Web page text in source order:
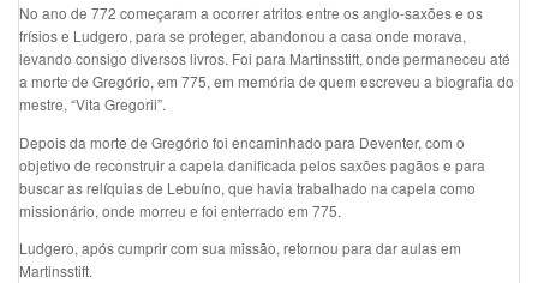
No ano de 772 começaram a ocorrer atritos entre os anglo-saxões e os
frísios e Ludgero, para se proteger, abandonou a casa onde morava,
levando consigo diversos livros. Foi para Martinsstift, onde permaneceu até
a morte de Gregório, em 775, em memória de quem escreveu a biografia do
mestre, “Vita Gregorii”.
Depois da morte de Gregório foi encaminhado para Deventer, com o
objetivo de reconstruir a capela danificada pelos saxões pagãos e para
buscar as relíquias de Lebuíno, que havia trabalhado na capela como
missionário, onde morreu e foi enterrado em 775.
Ludgero, após cumprir com sua missão, retornou para dar aulas em
Martinsstift.